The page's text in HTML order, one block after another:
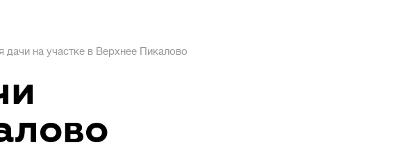
на участке в Верхнее Пикалово